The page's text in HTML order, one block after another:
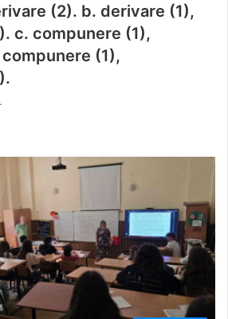
(2). b. derivare (1),
c. compunere (1),
(1),